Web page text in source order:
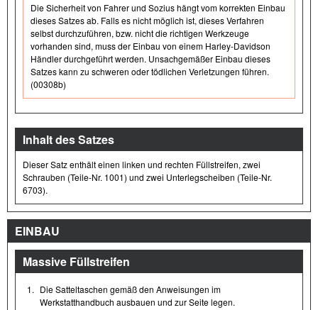
Die Sicherheit von Fahrer und Sozius hängt vom korrekten Einbau
dieses Satzes ab. Falls es nicht möglich ist, dieses Verfahren
selbst durchzuführen, bzw. nicht die richtigen Werkzeuge
vorhanden sind, muss der Einbau von einem Harley-Davidson
Händler durchgeführt werden. Unsachgemäßer Einbau dieses
Satzes kann zu schweren oder tödlichen Verletzungen führen.
(00308b)
Inhalt des Satzes
Dieser Satz enthält einen linken und rechten Füllstreifen, zwei
Schrauben (Teile-Nr. 1001) und zwei Unterlegscheiben (Teile-Nr.
6703).
EINBAU
Massive Füllstreifen
1. Die Satteltaschen gemäß den Anweisungen im
Werkstatthandbuch ausbauen und zur Seite legen.